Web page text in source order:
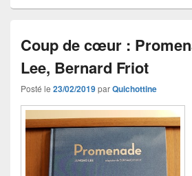
Coup de cœur :
Lee, Bernard Friot
Posté le 23/02/2019parQuichottine